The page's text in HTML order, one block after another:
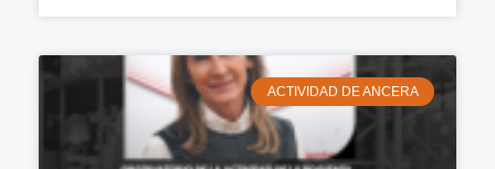
ACTIVIDAD DE ANCERA